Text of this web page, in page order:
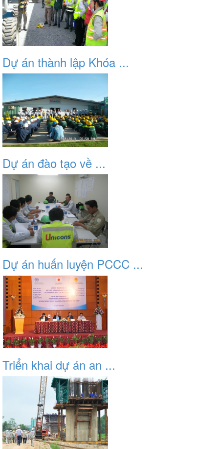
Dự án thành lập Khóa ...
Dự án đào tạo về ...
Dự án huấn luyện PCCC ...
Triển khai dự án an ...